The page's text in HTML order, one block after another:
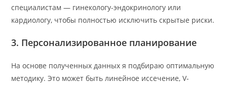
специалистам — гинекологу-эндокринологу или
кардиологу, чтобы полностью исключить скрытые риски.
3. Персонализированное планирование
На основе полученных данных я подбираю оптимальную
методику. Это может быть линейное иссечение, V-